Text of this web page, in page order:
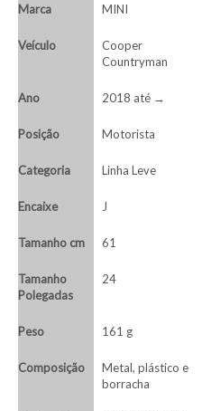
Marca MINI
Veículo
Cooper
Countryman
Ano 2018 até →
Posição Motorista
Categoria Linha Leve
Encaixe J
Tamanho cm 61
Tamanho
Polegadas
24
Peso 161 g
Composição
Metal, plástico e
borracha